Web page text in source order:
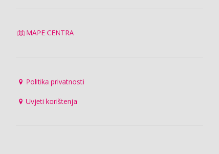
MAPE CENTRA
Politika privatnosti
Uvjeti korištenja